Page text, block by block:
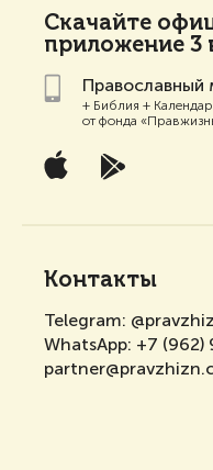
Скачайте
приложение 3
Православный
+ Библия +
от фонда
Контакты
Telegram:
WhatsApp: +7 (962)